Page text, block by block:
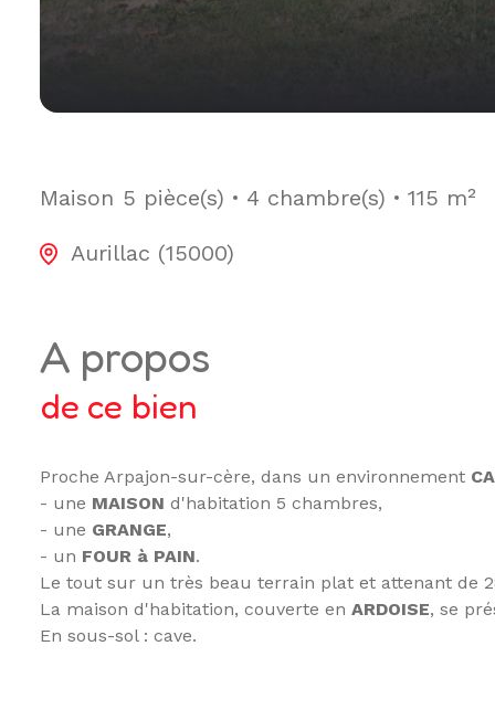
Maison 5 pièce(s) 4 chambre(s) 115 m²
Aurillac (15000)
a propos
de ce bien
Proche Arpajon-sur-cère, dans un environnement
- une MAISON d'habitation 5 chambres,
- une GRANGE,
- un FOUR à PAIN.
Le tout sur un très beau terrain plat et attenant de
La maison d'habitation, couverte en ARDOISE, se
En sous-sol : cave.